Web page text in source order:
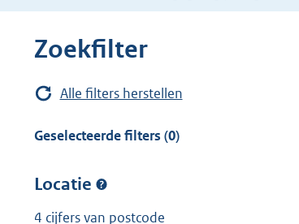
Zoekfilter
Alle filters herstellen
Geselecteerde filters (0)
Locatie
4 cijfers van postcode